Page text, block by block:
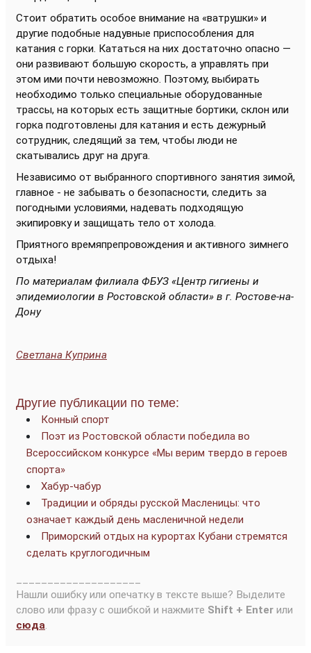
Стоит обратить особое внимание на «ватрушки» и
другие подобные надувные приспособления для
катания с горки. Кататься на них достаточно опасно —
они развивают большую скорость, а управлять при
этом ими почти невозможно. Поэтому, выбирать
необходимо только специальные оборудованные
трассы, на которых есть защитные бортики, склон или
горка подготовлены для катания и есть дежурный
сотрудник, следящий за тем, чтобы люди не
скатывались друг на друга.
Независимо от выбранного спортивного занятия зимой,
главное - не забывать о безопасности, следить за
погодными условиями, надевать подходящую
экипировку и защищать тело от холода.
Приятного времяпрепровождения и активного зимнего
отдыха!
По материалам филиала ФБУЗ «Центр гигиены и
эпидемиологии в Ростовской области» в г. Ростове-на-
Дону
Светлана Куприна
Другие публикации по теме:
Конный спорт
Поэт из Ростовской области победила во
Всероссийском конкурсе «Мы верим твердо в героев
спорта»
Хабур-чабур
Традиции и обряды русской Масленицы: что
означает каждый день масленичной недели
Приморский отдых на курортах Кубани стремятся
сделать круглогодичным
Нашли ошибку или опечатку в тексте выше? Выделите
слово или фразу с ошибкой и нажмите Shift + Enter или
сюда.